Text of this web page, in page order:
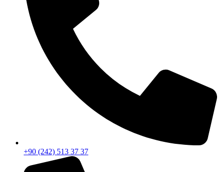
+90 (242) 513 37 37